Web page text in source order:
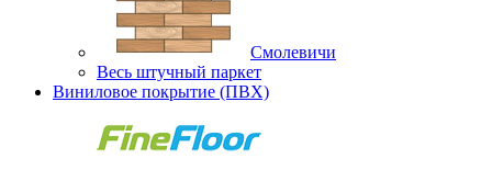
Смолевичи
Весь штучный паркет
Виниловое покрытие (ПВХ)